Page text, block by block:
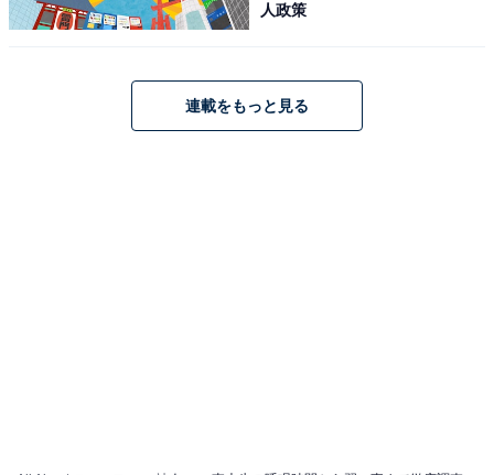
人政策
連載をもっと見る